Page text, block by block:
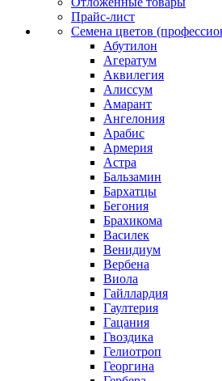
Прайс-лист
Семена цветов
Абутилон
Агератум
Аквилегия
Алиссум
Амарант
Ангелония
Арабис
Армерия
Астра
Бальзамин
Бархатцы
Бегония
Брахикома
Василек
Венидиум
Вербена
Виола
Гайллардия
Гаултерия
Гацания
Гвоздика
Гелиотроп
Георгина